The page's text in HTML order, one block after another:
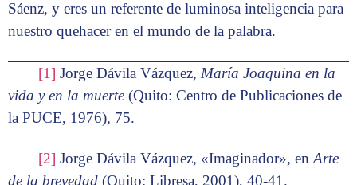
Sáenz, y eres un referente de luminosa inteligencia para
nuestro quehacer en el mundo de la palabra.
[1] Jorge Dávila Vázquez, María Joaquina en la
vida y en la muerte (Quito: Centro de Publicaciones de
la PUCE, 1976), 75.
[2] Jorge Dávila Vázquez, «Imaginador», enArte
de la brevedad (Quito: Libresa, 2001), 40-41.